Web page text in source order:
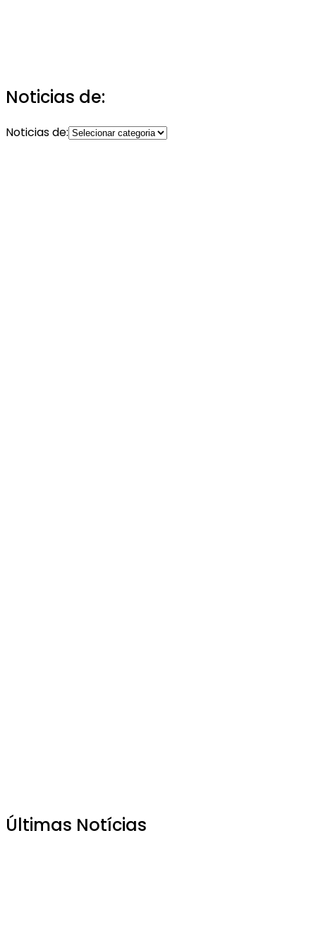
Noticias de:
Noticias de:
Últimas Notícias